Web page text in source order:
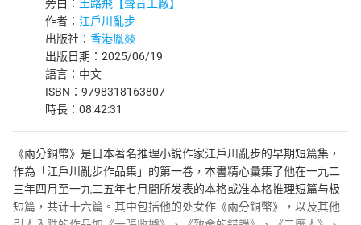
旁白： 王路飛【聲音工廠】
作者： 江戶川亂步
出版社： 香港胤燚
出版日期：2025/06/19
語言：中文
ISBN：9798318163807
時長：08:42:31
《兩分銅幣》是日本著名推理小說作家江戶川亂步的早期短篇集，
作為「江戶川亂步作品集」的第一卷，本書精心彙集了他在一九二
三年四月至一九二五年七月間所发表的本格或准本格推理短篇与极
短篇，共计十六篇。其中包括他的处女作《兩分銅幣》，以及其他